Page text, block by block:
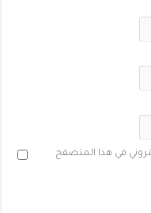
في هذا المتصفح